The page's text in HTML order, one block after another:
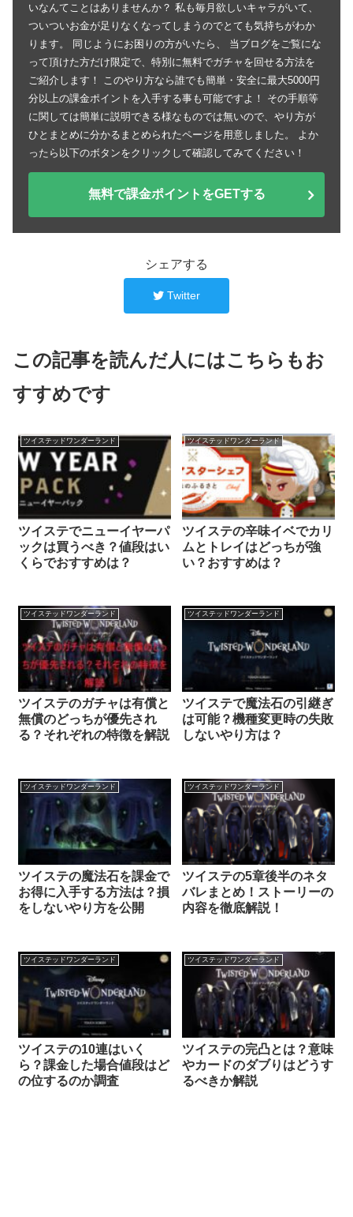
いなんてことはありませんか？ 私も毎月欲しいキャラがいて、
ついついお金が足りなくなってしまうのでとても気持ちがわか
ります。 同じようにお困りの方がいたら、 当ブログをご覧にな
って頂けた方だけ限定で、特別に無料でガチャを回せる方法を
ご紹介します！ このやり方なら誰でも簡単・安全に最大5000円
分以上の課金ポイントを入手する事も可能ですよ！ その手順等
に関しては簡単に説明できる様なものでは無いので、やり方が
ひとまとめに分かるまとめられたページを用意しました。 よか
ったら以下のボタンをクリックして確認してみてください！
無料で課金ポイントをGETする
シェアする
Twitter
この記事を読んだ人にはこちらもお
すすめです
ツイステッドワンダーランド
ツイステでニューイヤーパ
ックは買うべき？値段はい
くらでおすすめは？
ツイステッドワンダーランド
ツイステの辛味イベでカリ
ムとトレイはどっちが強
い？おすすめは？
ツイステッドワンダーランド
ツイステのガチャは有償と
無償のどっちが優先され
る？それぞれの特徴を解説
ツイステッドワンダーランド
ツイステで魔法石の引継ぎ
は可能？機種変更時の失敗
しないやり方は？
ツイステッドワンダーランド
ツイステの魔法石を課金で
お得に入手する方法は？損
をしないやり方を公開
ツイステッドワンダーランド
ツイステの5章後半のネタ
バレまとめ！ストーリーの
内容を徹底解説！
ツイステッドワンダーランド
ツイステの10連はいく
ら？課金した場合値段はど
の位するのか調査
ツイステッドワンダーランド
ツイステの完凸とは？意味
やカードのダブりはどうす
るべきか解説